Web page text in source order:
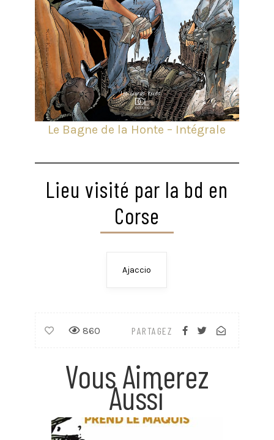
Le Bagne de la Honte – Intégrale
Lieu visité par la bd en
Corse
Ajaccio
PARTAGEZ
860
Vous Aimerez
Aussi